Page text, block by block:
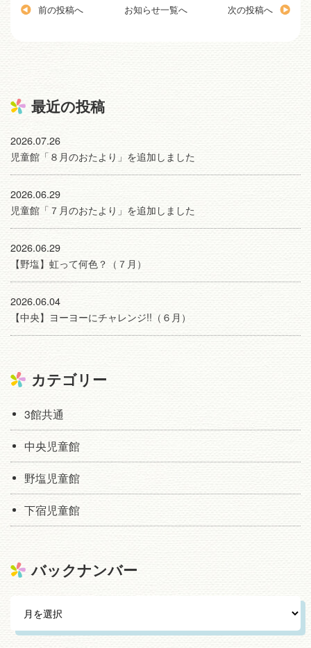
前の投稿へ お知らせ一覧へ 次の投稿へ
最近の投稿
2026.07.26
児童館「８月のおたより」を追加しました
2026.06.29
児童館「７月のおたより」を追加しました
2026.06.29
【野塩】虹って何色？（７月）
2026.06.04
【中央】ヨーヨーにチャレンジ!!（６月）
カテゴリー
3館共通
中央児童館
野塩児童館
下宿児童館
バックナンバー